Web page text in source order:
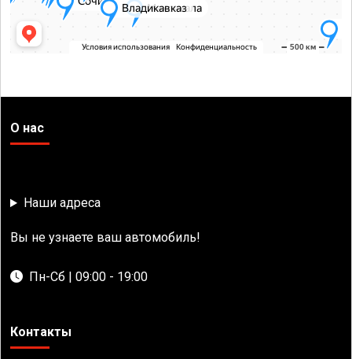
О нас
Наши адреса
Вы не узнаете ваш автомобиль!
Пн-Сб | 09:00 - 19:00
Контакты